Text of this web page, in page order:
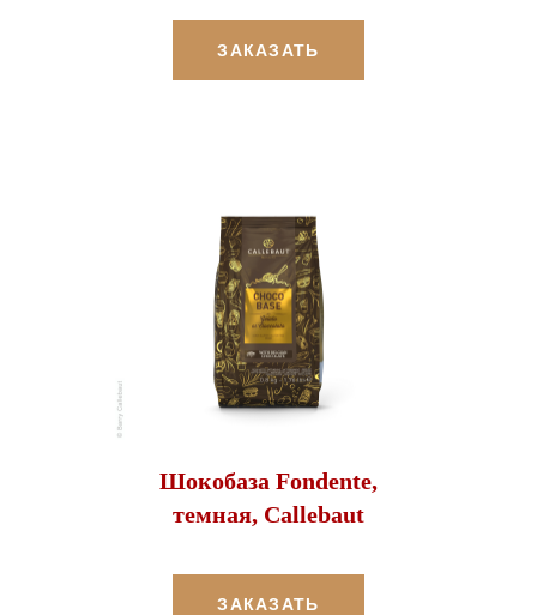
ЗАКАЗАТЬ
Шокобаза Fondente,
темная, Callebaut
ЗАКАЗАТЬ